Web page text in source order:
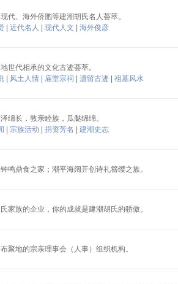
代、海外侨胞等建潮胡氏名人荟萃。
近代名人 现代人文
海外俊彦
世代相承的文化古迹荟萃。
风土人情 庙堂宗祠 遗留古迹
祖墓风水
绵长，敦亲睦族，瓜瓞绵绵。
宗族活动 捐资芳名
建潮史志
鸣鼎食之家；潮平海阔开创诗礼簪缨之族。
家族的企业，你的成就是建潮胡氏的骄傲。
聚地的宗亲理事会（人事）组织机构。